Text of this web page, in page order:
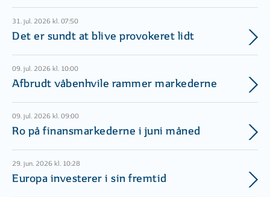
31. jul. 2026 kl. 07:50
Det er sundt at blive provokeret lidt
09. jul. 2026 kl. 10:00
Afbrudt våbenhvile rammer markederne
09. jul. 2026 kl. 09:00
Ro på finansmarkederne i juni måned
29. jun. 2026 kl. 10:28
Europa investerer i sin fremtid